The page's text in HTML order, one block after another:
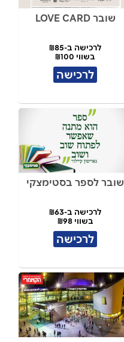
שובר LOVE CARD
לרכישה ב-₪85
בשווי ₪100
לרכישה
שובר לספר בסטימצקי
לרכישה ב-₪63
בשווי ₪98
לרכישה